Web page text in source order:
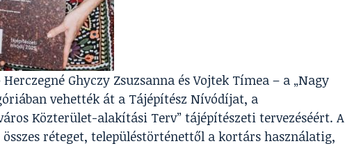
Ghyczy Zsuzsanna és Vojtek Tímea – a „Nagy
vehették át a Tájépítész Nívódíjat, a
Közterület-alakítási Terv” tájépítészeti tervezéséért. A
összes réteget, településtörténettől a kortárs használatig,